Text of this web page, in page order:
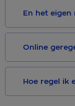
En het eigen
Online
Hoe regel ik